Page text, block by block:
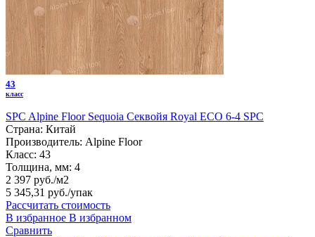
43
класс
SPC Alpine Floor Sequoia Секвойя Royal ЕСО 6-4 SPC
Страна: Китай
Производитель: Alpine Floor
Класс: 43
Толщина, мм: 4
2 397 руб./м2
5 345,31 руб./упак
Рассчитать стоимость
В избранное В избранном
Сравнить